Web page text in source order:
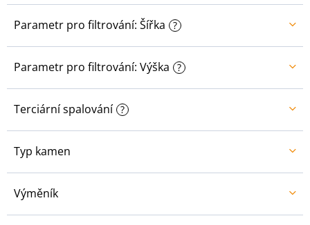
Parametr pro filtrování: Šířka ?
Parametr pro filtrování: Výška ?
Terciární spalování ?
Typ kamen
Výměník